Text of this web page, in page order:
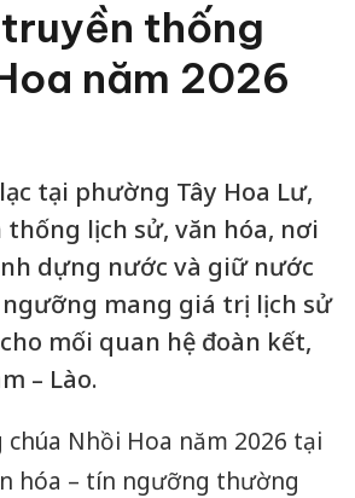
thống
năm 2026
tại phường Tây Hoa Lư,
lịch sử, văn hóa, nơi
dựng nước và giữ nước
mang giá trị lịch sử
mối quan hệ đoàn kết,
– Lào.
Nhồi Hoa năm 2026 tại
hóa – tín ngưỡng thường